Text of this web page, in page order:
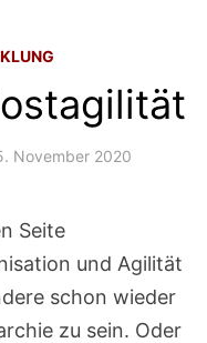
November 2020
Seite
und Agilität
schon wieder
zu sein. Oder